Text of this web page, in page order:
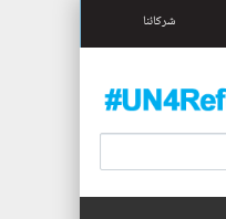
شركائنا